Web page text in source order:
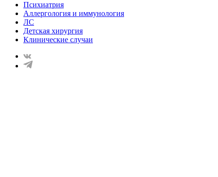
Психиатрия
Аллергология и иммунология
ЛС
Детская хирургия
Клинические случаи